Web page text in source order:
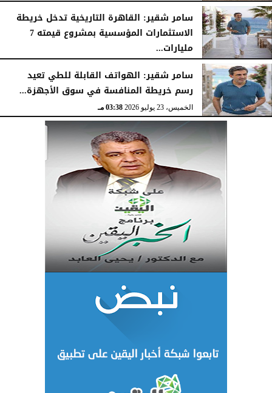
سامر شقير: القاهرة التاريخية تدخل خريطة
الاستثمارات المؤسسية بمشروع قيمته 7
مليارات...
الخميس، 23 يوليو 2026
سامر شقير: الهواتف القابلة للطي تعيد
رسم خريطة المنافسة في سوق الأجهزة...
الخميس، 23 يوليو 2026 03:38 مـ